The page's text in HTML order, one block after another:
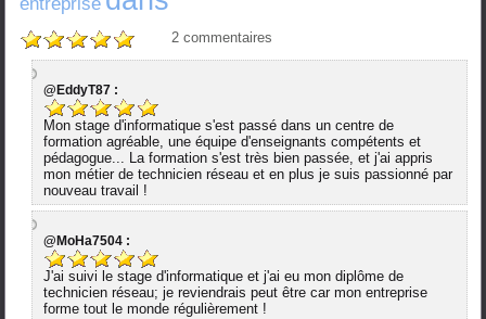
entreprise
2 commentaires
@EddyT87 :
Mon stage d'informatique s'est passé dans un centre de
formation agréable, une équipe d'enseignants compétents et
pédagogue... La formation s'est très bien passée, et j'ai appris
mon métier de technicien réseau et en plus je suis passionné par
nouveau travail !
@MoHa7504 :
J'ai suivi le stage d'informatique et j'ai eu mon diplôme de
technicien réseau; je reviendrais peut être car mon entreprise
forme tout le monde régulièrement !